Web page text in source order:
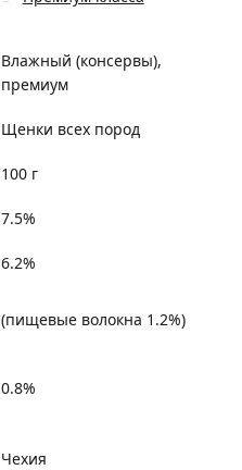
Влажный (консервы),
премиум
Щенки всех пород
100 г
7.5%
6.2%
(пищевые волокна 1.2%)
0.8%
Чехия